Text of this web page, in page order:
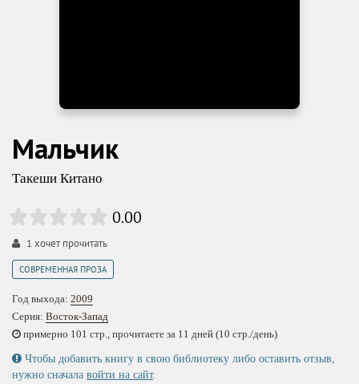
Мальчик
Такеши Китано
0.00
1 хочет прочитать
СОВРЕМЕННАЯ ПРОЗА
Год выхода: 2009
Серия: Восток-Запад
примерно 101 стр., прочитаете за 11 дней (10 стр./день)
Чтобы добавить книгу в свою библиотеку либо оставить отзыв,
нужно сначала войти на сайт.